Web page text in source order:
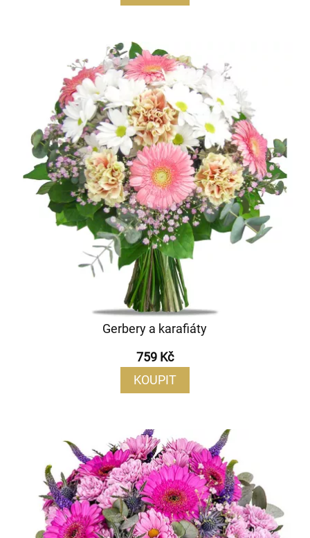
Gerbery a karafiáty
759 Kč
KOUPIT